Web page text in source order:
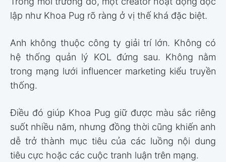
lập như Khoa Pug rõ ràng ở vị thế khá đặc biệt.
Anh không thuộc công ty giải trí lớn. Không có
hệ thống quản lý KOL đứng sau. Không nằm
trong mạng lưới influencer marketing kiểu truyền
thống.
Điều đó giúp Khoa Pug giữ được màu sắc riêng
suốt nhiều năm, nhưng đồng thời cũng khiến anh
dễ trở thành mục tiêu của các luồng nội dung
tiêu cực hoặc các cuộc tranh luận trên mạng.